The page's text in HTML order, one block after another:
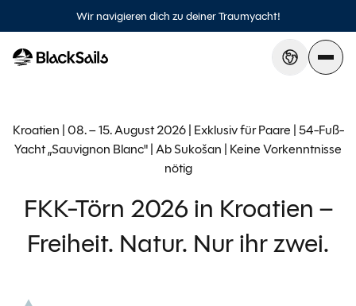
Wir navigieren dich zu deiner Traumyacht!
Datenschutz Impressum
Kroatien | 08. – 15. August 2026 | Exklusiv für Paare | 54-Fuß-
Yacht „Sauvignon Blanc" | Ab Sukošan | Keine Vorkenntnisse
nötig
FKK-Törn 2026 in Kroatien –
Freiheit. Natur. Nur ihr zwei.